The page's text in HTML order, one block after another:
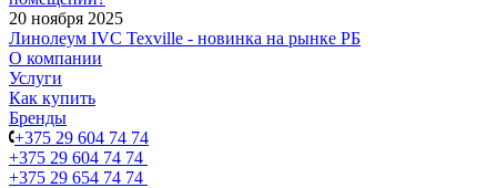
20 ноября 2025
Линолеум IVC Texville - новинка на рынке РБ
О компании
Услуги
Как купить
Бренды
+375 29 604 74 74
+375 29 604 74 74
+375 29 654 74 74